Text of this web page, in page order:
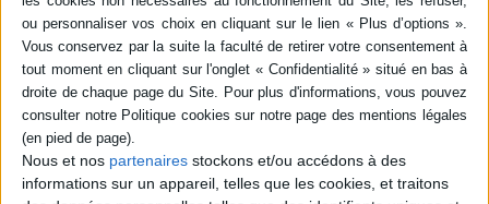
Nous et nos partenaires stockons et/ou accédons à des
informations sur un appareil, telles que les cookies, et traitons
l'usage des clichés littéraires. Loin de tomber
dans une froide désillusion, l'auteur se
réconcilie avec l'acte d'écrire qui nécessite
toujours l'emploi de quelques clichés. ©Electre
2026
10,00 €
Disponible chez l'éditeur
AJOUTER AU PANIER